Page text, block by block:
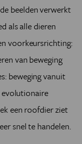
beelden verwerkt
als alle dieren
voorkeursrichting:
van beweging
beweging vanuit
een roofdier ziet
snel te handelen.